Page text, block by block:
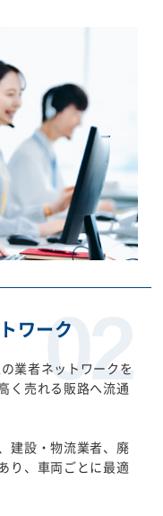
ワーク
業者ネットワークを
く売れる販路へ流通
建設・物流業者、廃
り、車両ごとに最適